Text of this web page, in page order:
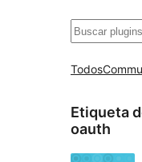
Buscar
Todos
Etiqueta
oauth